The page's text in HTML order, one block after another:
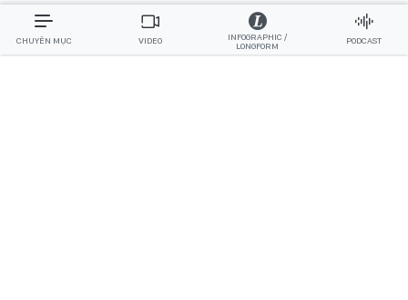
CHUYÊN MỤC VIDEO
INFOGRAPHIC /
LONGFORM
PODCAST